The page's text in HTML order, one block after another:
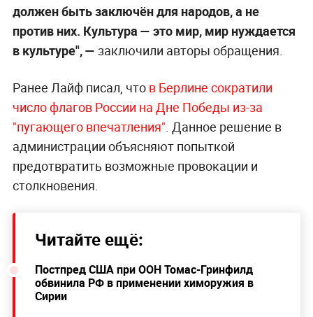
должен быть заключён для народов, а не
против них. Культура — это мир, мир нуждается
в культуре", — заключили авторы обращения.
Ранее Лайф писал, что в Берлине сократили
число флагов России на Дне Победы из-за
"пугающего впечатления". Данное решение в
администрации объясняют попыткой
предотвратить возможные провокации и
столкновения.
Читайте ещё:
Постпред США при ООН Томас-Гринфилд
обвинила РФ в применении химоружия в
Сирии